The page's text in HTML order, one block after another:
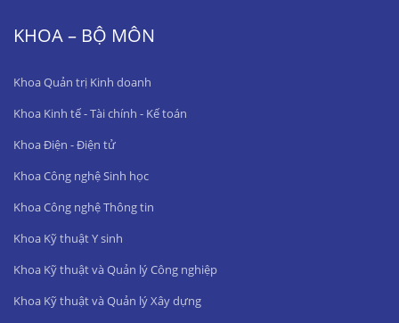
KHOA – BỘ MÔN
Khoa Quản trị Kinh doanh
Khoa Kinh tế - Tài chính - Kế toán
Khoa Điện - Điện tử
Khoa Công nghệ Sinh học
Khoa Công nghệ Thông tin
Khoa Kỹ thuật Y sinh
Khoa Kỹ thuật và Quản lý Công nghiệp
Khoa Kỹ thuật và Quản lý Xây dựng